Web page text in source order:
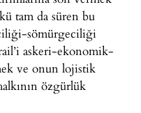
tam da süren bu
sömürgeciliği
askeri-ekonomik-
ve onun lojistik
özgürlük